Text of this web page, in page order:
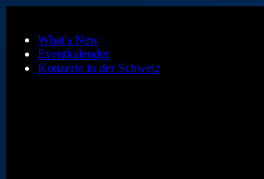
What's New
Eventkalender
Konzerte in der Schweiz